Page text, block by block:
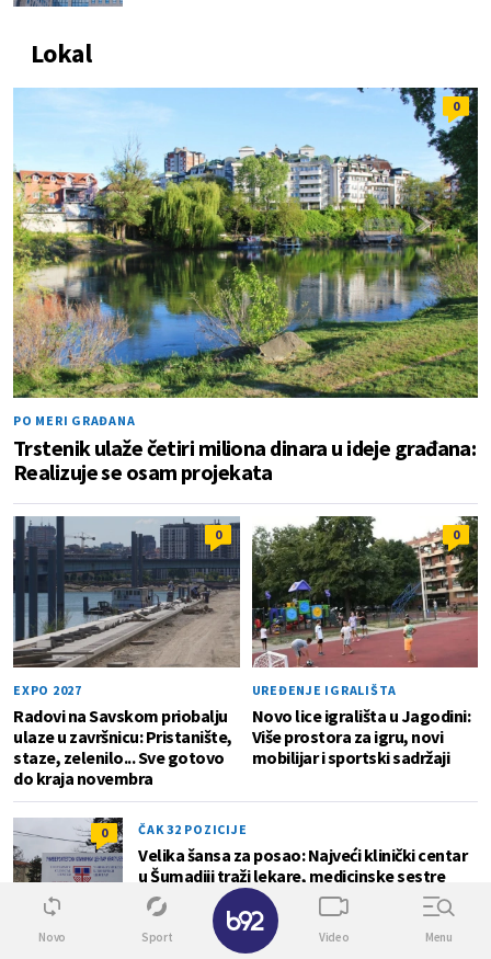
Lokal
0
PO MERI GRAĐANA
Trstenik ulaže četiri miliona dinara u ideje građana:
Realizuje se osam projekata
0
EXPO 2027
Radovi na Savskom priobalju
ulaze u završnicu: Pristanište,
staze, zelenilo... Sve gotovo
do kraja novembra
0
UREĐENJE IGRALIŠTA
Novo lice igrališta u Jagodini:
Više prostora za igru, novi
mobilijar i sportski sadržaji
0 ČAK 32 POZICIJE
Velika šansa za posao: Najveći klinički centar
u Šumadiji traži lekare, medicinske sestre
vozače...
Novo Sport Video Menu
✕